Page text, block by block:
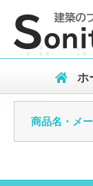
ホ
商品名・メ